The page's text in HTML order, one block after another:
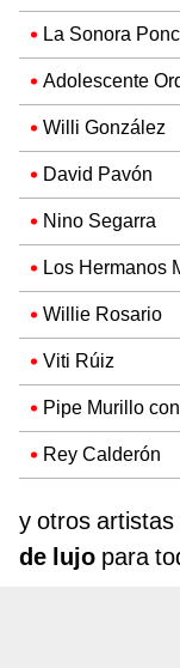
La Sonora
Adolescente
Willi González
David Pavón
Nino Segarra
Los Hermanos
Willie Rosario
Viti Rúiz
Pipe Murillo
Rey Calderón
y otros
de lujo para